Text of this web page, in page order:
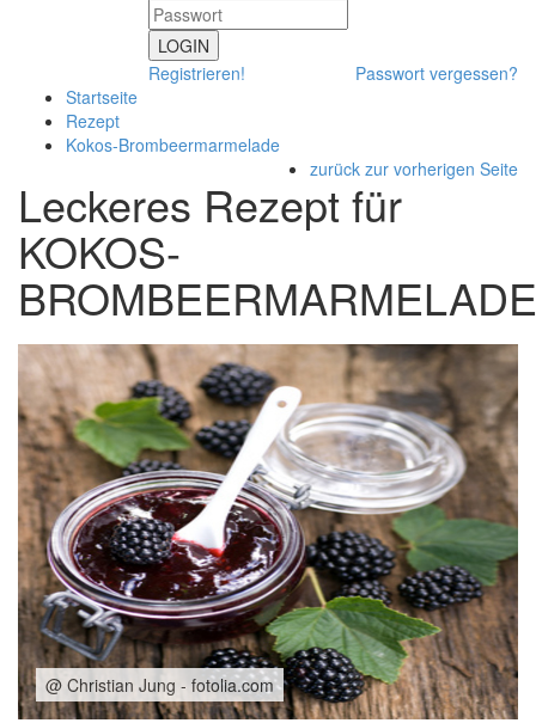
LOGIN
Registrieren!
Passwort vergessen?
Startseite
Rezept
Kokos-Brombeermarmelade
zurück zur vorherigen Seite
Leckeres Rezept für
KOKOS-
BROMBEERMARMELADE
@ Christian Jung - fotolia.com